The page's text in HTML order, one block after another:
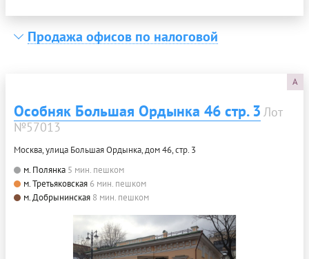
Продажа офисов по налоговой
A
Особняк Большая Ордынка 46 стр. 3 Лот
№57013
Москва, улица Большая Ордынка, дом 46, стр. 3
м. Полянка 5 мин. пешком
м. Третьяковская 6 мин. пешком
м. Добрынинская 8 мин. пешком